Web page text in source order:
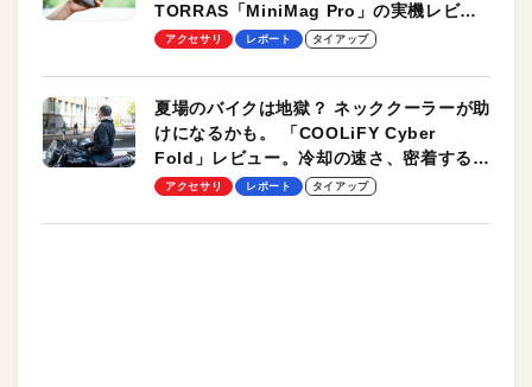
TORRAS「MiniMag Pro」の実機レビュ
ーも
アクセサリ レポート タイアップ
夏場のバイクは地獄？ ネッククーラーが助
けになるかも。 「COOLiFY Cyber
Fold」レビュー。冷却の速さ、密着する冷
却プレート、シンプルな操作性がグッド！
アクセサリ レポート タイアップ